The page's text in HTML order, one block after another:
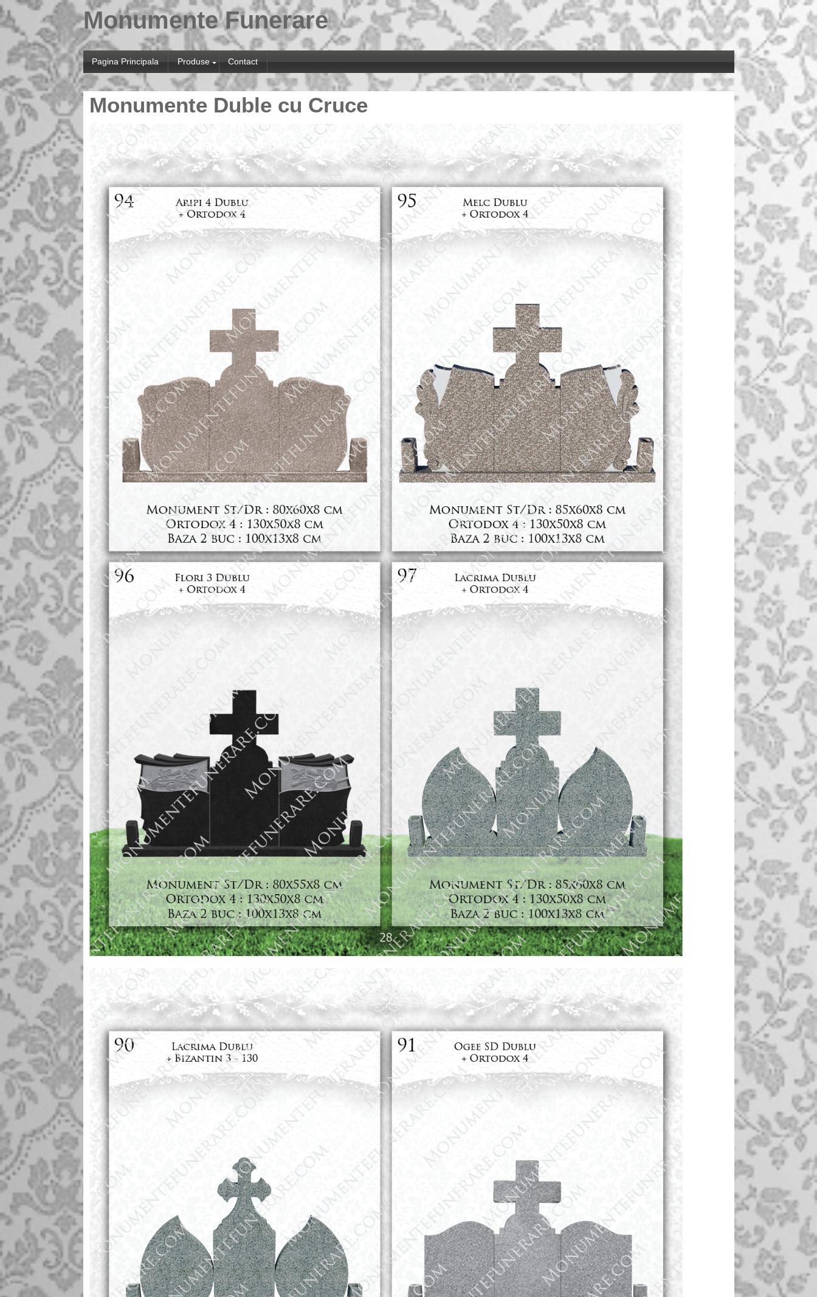
Monumente Funerare
Pagina Principala Produse Contact
Monumente Duble cu Cruce